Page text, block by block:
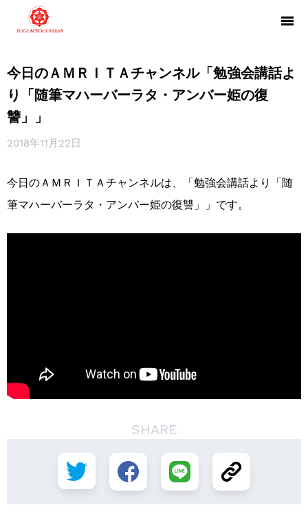
今日のＡＭＲＩＴＡチャンネル「勉強会講話よ
り「随筆マハーバーラタ・アンバー姫の復
讐」」
2018年11月22日
今日のＡＭＲＩＴＡチャンネルは、「勉強会講話より「随
筆マハーバーラタ・アンバー姫の復讐」」です。
SHARE